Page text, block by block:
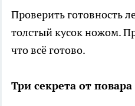
Проверить готовность
толстый кусок ножом.
что всё готово.
Три секрета от повара